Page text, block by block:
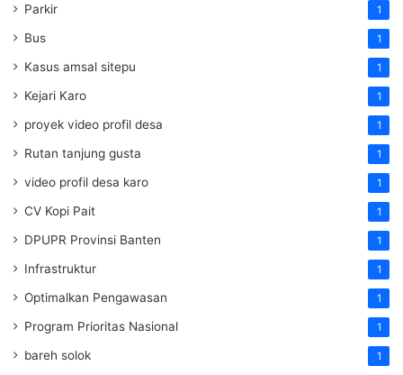
Parkir 1
Bus 1
Kasus amsal sitepu 1
Kejari Karo 1
proyek video profil desa 1
Rutan tanjung gusta 1
video profil desa karo 1
CV Kopi Pait 1
DPUPR Provinsi Banten 1
Infrastruktur 1
Optimalkan Pengawasan 1
Program Prioritas Nasional 1
bareh solok 1